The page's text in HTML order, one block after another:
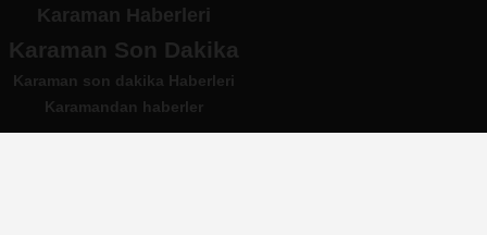
Karaman Haberleri
Karaman Son Dakika
Karaman son dakika Haberleri
Karamandan haberler